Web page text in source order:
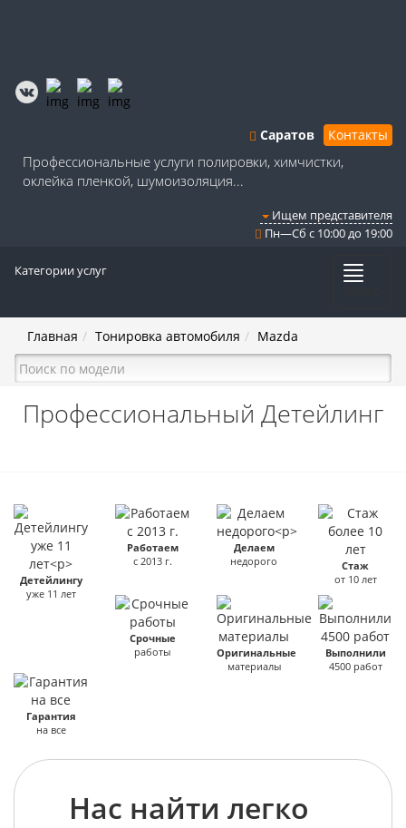
Саратов Контакты
Профессиональные услуги полировки, химчистки,
оклейка пленкой, шумоизоляция...
Ищем представителя
Пн—Сб с 10:00 до 19:00
Категории услуг
Главная Тонировка автомобиля Mazda
Профессиональный Детейлинг
Детейлингу
уже 11 лет
Работаем
с 2013 г.
Делаем
недорого
Стаж
от 10 лет
Срочные
работы
Оригинальные
материалы
Выполнили
4500 работ
Гарантия
на все
Нас найти легко